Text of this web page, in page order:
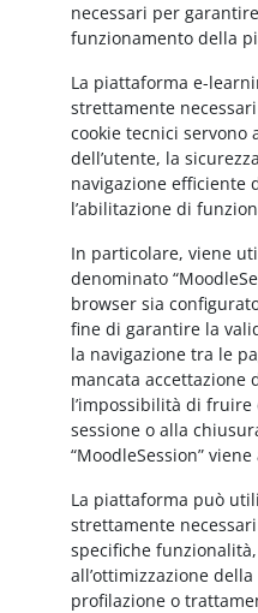
necessari per
funzionamento della
La piattaforma e-
strettamente
cookie tecnici servono
dell’utente, la
navigazione efficiente
l’abilitazione di
In particolare, viene
denominato
browser sia
fine di garantire la
la navigazione tra le
mancata accettazione
l’impossibilità di
sessione o alla
“MoodleSession”
La piattaforma può
strettamente
specifiche
all’ottimizzazione
profilazione o